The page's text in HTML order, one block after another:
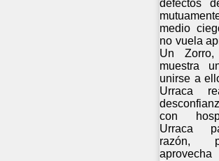
defectos
medio
no vuela
Un
muestra
unirse a
Urraca
con
Urraca
razón,